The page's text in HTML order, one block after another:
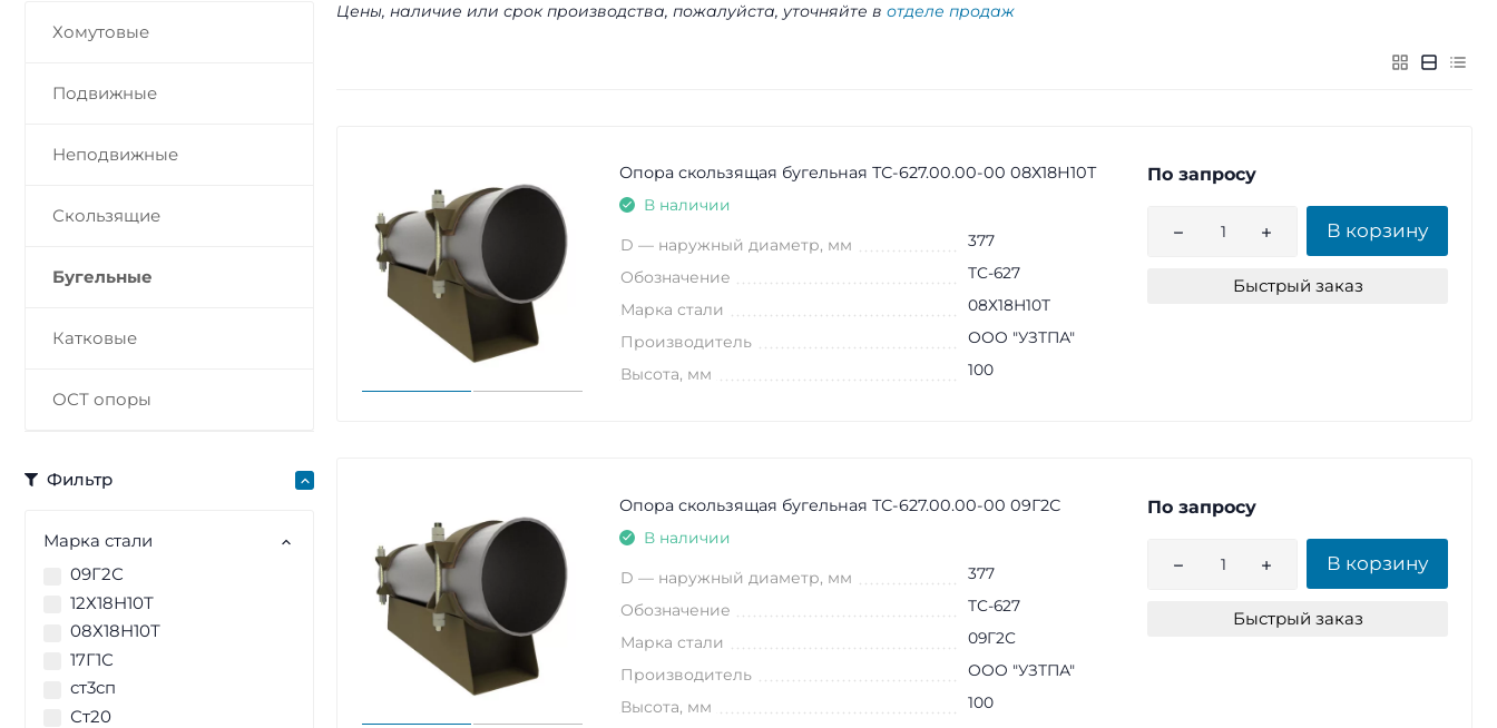
Хомутовые
Подвижные
Неподвижные
Скользящие
Бугельные
Катковые
ОСТ опоры
Фильтр
Марка стали
09Г2С
12Х18Н10Т
08Х18Н10Т
17Г1С
ст3сп
Ст20
Цены, наличие или срок производства, пожалуйста, уточняйте в отделе продаж
Опора скользящая бугельная ТС-627.00.00-00 08Х18Н10Т
В наличии
D — наружный диаметр, мм 377
Обозначение ТС-627
Марка стали 08Х18Н10Т
Производитель ООО "УЗТПА"
Высота, мм 100
По запросу
В корзину
Быстрый заказ
Опора скользящая бугельная ТС-627.00.00-00 09Г2С
В наличии
D — наружный диаметр, мм 377
Обозначение ТС-627
Марка стали 09Г2С
Производитель ООО "УЗТПА"
Высота, мм 100
По запросу
В корзину
Быстрый заказ